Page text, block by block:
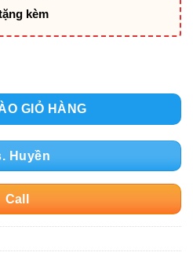
kèm
GIỎ HÀNG
Huyền
Call